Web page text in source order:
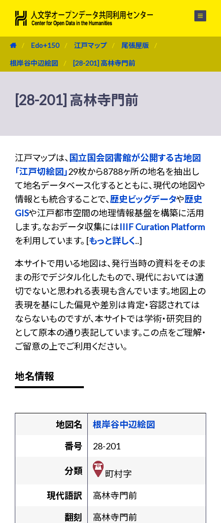
Edo+150 江戸マップ 尾張屋版
根岸谷中辺絵図 [28-201] 高林寺門前
[28-201] 高林寺門前
江戸マップは、 国立国会図書館が公開する古地図
「江戸切絵図」29枚から8788ヶ所の地名を抽出し
て地名データベース化するとともに、現代の地図や
情報とも統合することで、歴史ビッグデータや歴史
GISや江戸都市空間の地理情報基盤を構築に活用
します。なおデータ収集にはIIIF Curation Platform
を利用しています。 [もっと詳しく..]
本サイトで用いる地図は、発行当時の資料をそのま
まの形でデジタル化したもので、現代においては適
切でないと思われる表現も含んでいます。地図上の
表現を基にした偏見や差別は肯定・容認されては
ならないものですが、本サイトでは学術・研究目的
として原本の通り表記しています。この点をご理解・
ご留意の上でご利用ください。
地名情報
地図名
根岸谷中辺絵図
番号
28-201
分類
町村字
現代語訳
高林寺門前
翻刻
高林寺門前